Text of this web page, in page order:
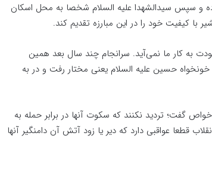
و سپس سیدالشهدا علیه السلام شخصا به محل اسکان
با کیفیت خود را در این مبارزه تقدیم کند.
به کار ما نمی‌آید. سرانجام چند سال بعد همین
حسین علیه السلام یعنی مختار رفت و در به
گفت؛ تردید نکنند که سکوت آنها در برابر حمله به
قطعا عواقبی دارد که دیر یا زود آتش آن دامنگیر آنها